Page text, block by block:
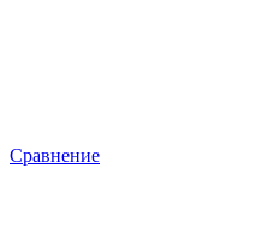
Сравнение